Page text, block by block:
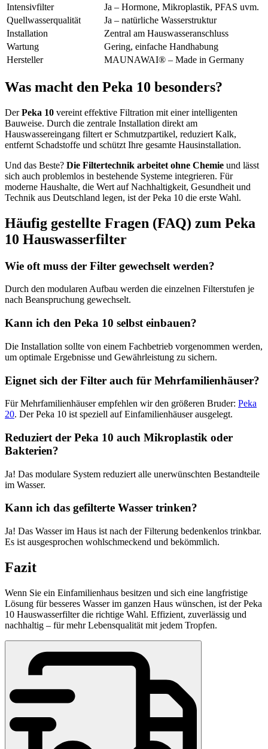
Intensivfilter
Ja – Hormone, Mikroplastik, PFAS uvm.
Quellwasserqualität
Ja – natürliche Wasserstruktur
Installation
Zentral am Hauswasseranschluss
Wartung
Gering, einfache Handhabung
Hersteller
MAUNAWAI® – Made in Germany
Was macht den Peka 10 besonders?
DerPeka 10 vereint effektive Filtration mit einer intelligenten
Bauweise. Durch die zentrale Installation direkt am
Hauswassereingang filtert er Schmutzpartikel, reduziert Kalk,
entfernt Schadstoffe und schützt Ihre gesamte Hausinstallation.
Und das Beste? Die Filtertechnik arbeitet ohne Chemie und lässt
sich auch problemlos in bestehende Systeme integrieren. Für
moderne Haushalte, die Wert auf Nachhaltigkeit, Gesundheit und
Technik aus Deutschland legen, ist der Peka 10 die erste Wahl.
Häufig gestellte Fragen (FAQ) zum Peka
10 Hauswasserfilter
Wie oft muss der Filter gewechselt werden?
Durch den modularen Aufbau werden die einzelnen Filterstufen je
nach Beanspruchung gewechselt.
Kann ich den Peka 10 selbst einbauen?
Die Installation sollte von einem Fachbetrieb vorgenommen werden,
um optimale Ergebnisse und Gewährleistung zu sichern.
Eignet sich der Filter auch für Mehrfamilienhäuser?
Für Mehrfamilienhäuser empfehlen wir den größeren Bruder: Peka
20. Der Peka 10 ist speziell auf Einfamilienhäuser ausgelegt.
Reduziert der Peka 10 auch Mikroplastik oder
Bakterien?
Ja! Das modulare System reduziert alle unerwünschten Bestandteile
im Wasser.
Kann ich das gefilterte Wasser trinken?
Ja! Das Wasser im Haus ist nach der Filterung bedenkenlos trinkbar.
Es ist ausgesprochen wohlschmeckend und bekömmlich.
Fazit
Wenn Sie ein Einfamilienhaus besitzen und sich eine langfristige
Lösung für besseres Wasser im ganzen Haus wünschen, ist der Peka
10 Hauswasserfilter die richtige Wahl. Effizient, zuverlässig und
nachhaltig – für mehr Lebensqualität mit jedem Tropfen.